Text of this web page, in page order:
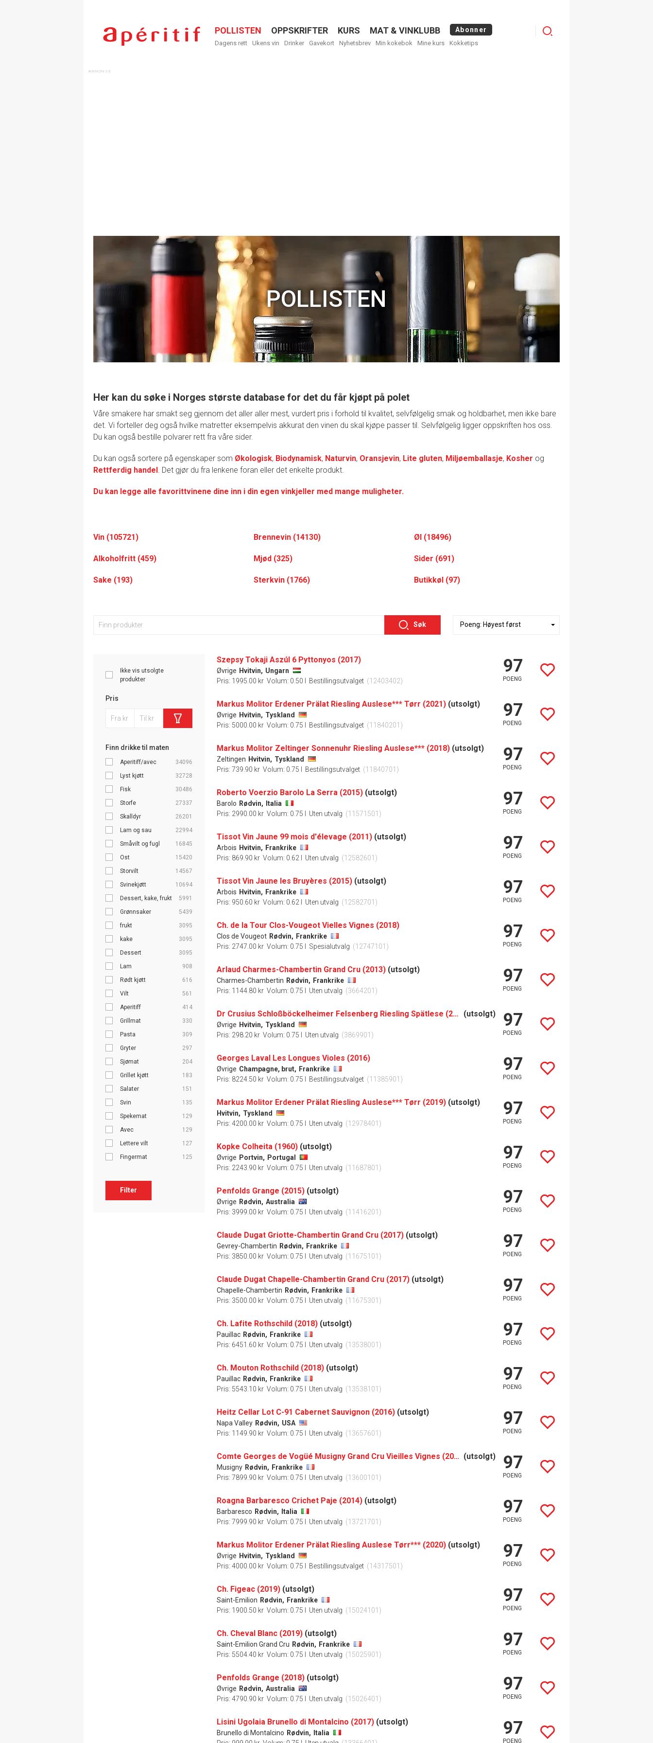
Menu
POLLISTEN OPPSKRIFTER KURS MAT & VINKLUBB Abonner
Dagens rett Ukens vin Drinker Gavekort Nyhetsbrev Min kokebok Mine kurs Kokketips
Logg
POLLISTEN
Her kan du søke i Norges største database for det du får kjøpt på polet
Våre smakere har smakt seg gjennom det aller aller mest, vurdert pris i forhold til kvalitet, selvfølgelig smak og holdbarhet, men ikke bare
det. Vi forteller deg også hvilke matretter eksempelvis akkurat den vinen du skal kjøpe passer til. Selvfølgelig ligger oppskriften hos oss.
Du kan også bestille polvarer rett fra våre sider.
Du kan også sortere på egenskaper som Økologisk, Biodynamisk, Naturvin, Oransjevin, Lite gluten, Miljøemballasje, Kosher og
Rettferdig handel. Det gjør du fra lenkene foran eller det enkelte produkt.
Du kan legge alle favorittvinene dine inn i din egen vinkjeller med mange muligheter.
Vin (105721) Brennevin (14130) Øl (18496)
Alkoholfritt (459) Mjød (325) Sider (691)
Sake (193) Sterkvin (1766) Butikkøl (97)
Søk
Ikke vis utsolgte
produkter
Pris
Finn drikke til maten
Aperitiff/avec
34096
Lyst kjøtt
32728
Fisk
30486
Storfe
27337
Skalldyr
26201
Lam og sau
22994
Småvilt og fugl
16845
Ost
15420
Storvilt
14567
Svinekjøtt
10694
Dessert, kake, frukt
5991
Grønnsaker
5439
frukt
3095
kake
3095
Dessert
3095
Lam
908
Rødt kjøtt
616
Vilt
561
Aperitiff
414
Grillmat
330
Pasta
309
Gryter
297
Sjømat
204
Grillet kjøtt
183
Salater
151
Svin
135
Spekemat
129
Avec
129
Lettere vilt
127
Fingermat
125
Filter
Szepsy Tokaji Aszúl 6 Pyttonyos (2017)
Øvrige Hvitvin, Ungarn
Pris: 1995.00 kr Volum: 0.50 l Bestillingsutvalget (12403402)
97
POENG
Markus Molitor Erdener Prälat Riesling Auslese*** Tørr (2021) (utsolgt)
Øvrige Hvitvin, Tyskland
Pris: 5000.00 kr Volum: 0.75 l Bestillingsutvalget (11840201)
97
POENG
Markus Molitor Zeltinger Sonnenuhr Riesling Auslese*** (2018) (utsolgt)
Zeltingen Hvitvin, Tyskland
Pris: 739.90 kr Volum: 0.75 l Bestillingsutvalget (11840701)
97
POENG
Roberto Voerzio Barolo La Serra (2015) (utsolgt)
Barolo Rødvin,
Italia
Pris: 2990.00 kr Volum: 0.75 l Uten utvalg (11571501)
97
POENG
Tissot Vin Jaune 99 mois d'élevage (2011) (utsolgt)
Arbois Hvitvin, Frankrike
Pris: 869.90 kr Volum: 0.62 l Uten utvalg (12582601)
97
POENG
Tissot Vin Jaune les Bruyères (2015) (utsolgt)
Arbois Hvitvin, Frankrike
Pris: 950.60 kr Volum: 0.62 l Uten utvalg (12582701)
97
POENG
Ch. de la Tour Clos-Vougeot Vielles Vignes (2018)
Clos de Vougeot Rødvin, Frankrike
Pris: 2747.00 kr Volum: 0.75 l Spesialutvalg (12747101)
97
POENG
Arlaud Charmes-Chambertin Grand Cru (2013) (utsolgt)
Charmes-Chambertin Rødvin, Frankrike
Pris: 1144.80 kr Volum: 0.75 l Uten utvalg (3664201)
97
POENG
Dr Crusius Schloßböckelheimer Felsenberg Riesling Spätlese (2016) (utsolgt)
Øvrige Hvitvin, Tyskland
Pris: 298.20 kr Volum: 0.75 l Uten utvalg (3869901)
97
POENG
Georges Laval Les Longues Violes (2016)
Øvrige Champagne, brut, Frankrike
Pris: 8224.50 kr Volum: 0.75 l Bestillingsutvalget (11385901)
97
POENG
Markus Molitor Erdener Prälat Riesling Auslese*** Tørr (2019) (utsolgt)
Hvitvin, Tyskland
Pris: 4200.00 kr Volum: 0.75 l Uten utvalg (12978401)
97
POENG
Kopke Colheita (1960) (utsolgt)
Øvrige Portvin, Portugal
Pris: 2243.90 kr Volum: 0.75 l Uten utvalg (11687801)
97
POENG
Penfolds Grange (2015) (utsolgt)
Øvrige Rødvin, Australia
Pris: 3999.00 kr Volum: 0.75 l Uten utvalg (11416201)
97
POENG
Claude Dugat Griotte-Chambertin Grand Cru (2017) (utsolgt)
Gevrey-Chambertin Rødvin, Frankrike
Pris: 3850.00 kr Volum: 0.75 l Uten utvalg (11675101)
97
POENG
Claude Dugat Chapelle-Chambertin Grand Cru (2017) (utsolgt)
Chapelle-Chambertin Rødvin, Frankrike
Pris: 3500.00 kr Volum: 0.75 l Uten utvalg (11675301)
97
POENG
Ch. Lafite Rothschild (2018) (utsolgt)
Pauillac Rødvin, Frankrike
Pris: 6451.60 kr Volum: 0.75 l Uten utvalg (13538001)
97
POENG
Ch. Mouton Rothschild (2018) (utsolgt)
Pauillac Rødvin, Frankrike
Pris: 5543.10 kr Volum: 0.75 l Uten utvalg (13538101)
97
POENG
Heitz Cellar Lot C-91 Cabernet Sauvignon (2016) (utsolgt)
Napa Valley Rødvin, USA
Pris: 1149.90 kr Volum: 0.75 l Uten utvalg (13657601)
97
POENG
Comte Georges de Vogüé Musigny Grand Cru Vieilles Vignes (2022) (utsolgt)
Musigny Rødvin, Frankrike
Pris: 7899.90 kr Volum: 0.75 l Uten utvalg (13600101)
97
POENG
Roagna Barbaresco Crichet Paje (2014) (utsolgt)
Barbaresco Rødvin,
Italia
Pris: 7999.90 kr Volum: 0.75 l Uten utvalg (13721701)
97
POENG
Markus Molitor Erdener Prälat Riesling Auslese Tørr*** (2020) (utsolgt)
Øvrige Hvitvin, Tyskland
Pris: 4000.00 kr Volum: 0.75 l Bestillingsutvalget (14317501)
97
POENG
Ch. Figeac (2019) (utsolgt)
Saint-Emilion Rødvin, Frankrike
Pris: 1900.50 kr Volum: 0.75 l Uten utvalg (15024101)
97
POENG
Ch. Cheval Blanc (2019) (utsolgt)
Saint-Emilion Grand Cru Rødvin, Frankrike
Pris: 5504.40 kr Volum: 0.75 l Uten utvalg (15025901)
97
POENG
Penfolds Grange (2018) (utsolgt)
Øvrige Rødvin, Australia
Pris: 4790.90 kr Volum: 0.75 l Uten utvalg (15026401)
97
POENG
Lisini Ugolaia Brunello di Montalcino (2017) (utsolgt)
Brunello di Montalcino Rødvin,
Italia
97
POENG